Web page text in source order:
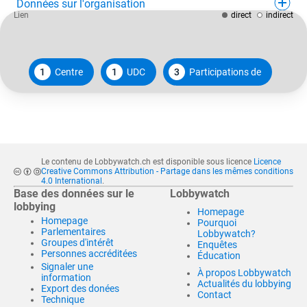
Données sur l'organisation
1 Centre 1 UDC 3 Participations de
Lien direct indirect
Le contenu de Lobbywatch.ch est disponible sous licence Licence
Creative Commons Attribution - Partage dans les mêmes conditions
4.0 International .
Base des données sur le
lobbying
Homepage
Parlementaires
Groupes d'intérêt
Personnes accréditées
Signaler une
information
Export des donées
Technique
Lobbywatch
Homepage
Pourquoi
Lobbywatch?
Enquêtes
Éducation
À propos Lobbywatch
Actualités du lobbying
Contact